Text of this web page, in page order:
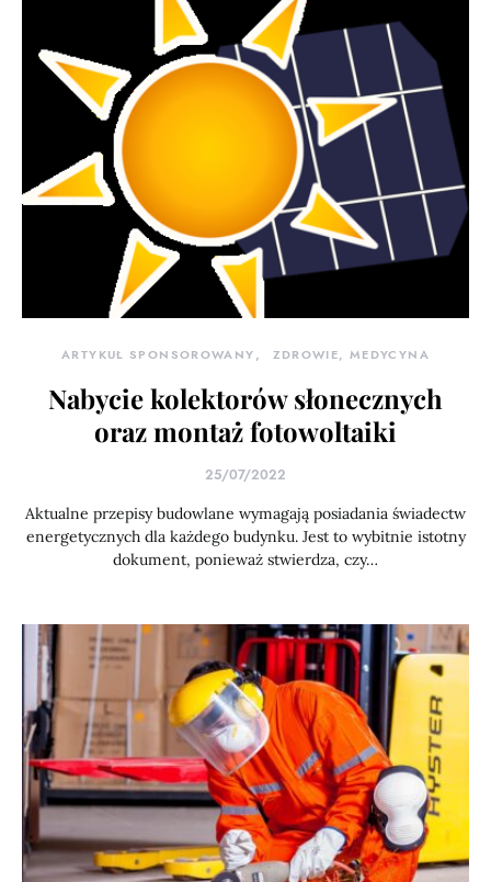
ARTYKUŁ SPONSOROWANY ZDROWIE, MEDYCYNA
Nabycie kolektorów słonecznych
oraz montaż fotowoltaiki
25/07/2022
Aktualne przepisy budowlane wymagają posiadania świadectw
energetycznych dla każdego budynku. Jest to wybitnie istotny
dokument, ponieważ stwierdza, czy…